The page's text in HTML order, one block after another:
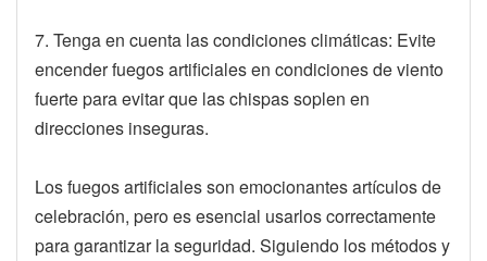
7. Tenga en cuenta las condiciones climáticas: Evite
encender fuegos artificiales en condiciones de viento
fuerte para evitar que las chispas soplen en
direcciones inseguras.
Los fuegos artificiales son emocionantes artículos de
celebración, pero es esencial usarlos correctamente
para garantizar la seguridad. Siguiendo los métodos y